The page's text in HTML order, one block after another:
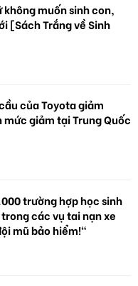
không muốn sinh con,
[Sách Trắng về Sinh
của Toyota giảm
giảm tại Trung Quốc
trường hợp học sinh
các vụ tai nạn xe
mũ bảo hiểm!"